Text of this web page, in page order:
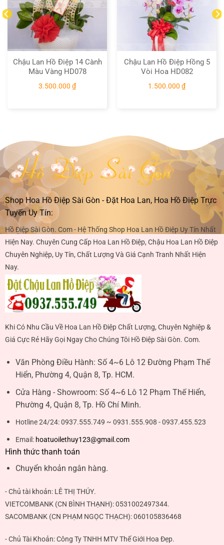
Chậu Lan Hồ Điệp 14 Cành
Màu Vàng HD078
3.500.000 ₫
Chậu Lan Hồ Điệp Hồng 5
Vòi Hoa HD082
1.500.000 ₫
Shop Hoa Hồ Điệp Sài Gòn - Đặt Hoa Lan, Hoa Hồ Điệp Trực
Tuyến Uy Tín:
Hồ Điệp Sài Gòn. Com - Hệ Thống Shop Hoa Lan Hồ Điệp Uy Tín Nhất
Hiện Nay. Chuyên Cung Cấp Hoa Lan Hồ Điệp, Chậu Hoa Lan Hồ Điệp
Chuyên Nghiệp, Uy Tín, Chất Lượng Và Giá Cạnh Tranh Nhất Hiện
Nay.
Khi Có Nhu Cầu Về Hoa Lan Hồ Điệp Chất Lượng, Chuyên Nghiệp &
Giá Cực Rẻ Hãy Gọi Ngay Cho Chúng Tôi Hồ Điệp Sài Gòn. Com.
Văn Phòng Điều Hành: Số 4~6 Lô 12 Đường Phạm Thế
Hiển, Phường 4, Quận 8, Tp. HCM.
Cửa Hàng - Showroom: Số 4~6 Lô 12 Phạm Thế Hiển,
Phường 4, Quận 8, Tp. Hồ Chí Minh.
Hotline 24/24:0937.555.749 ~ 0931.555.908 - 0937.455.523
Email: hoatuoilethuy123@gmail.com
Hình thức thanh toán
Chuyển khoản ngân hàng.
- Chủ tài khoản: LÊ THỊ THÚY.
VIETCOMBANK (CN BÌNH THẠNH):0531002497344.
SACOMBANK (CN PHẠM NGỌC THẠCH):060105836468
- Chủ Tài Khoản: Công Ty TNHH MTV Thế Giới Hoa Đẹp.